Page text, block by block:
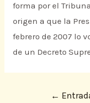
forma por el
origen a que la
febrero de 2007 lo
de un Decreto
←